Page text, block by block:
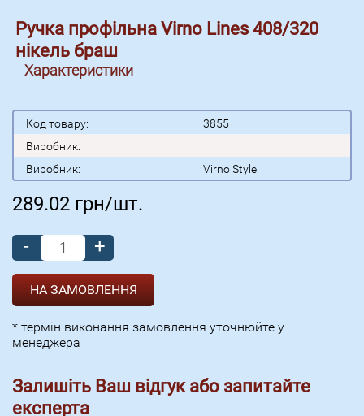
Ручка профільна Virno Lines 408/320
нікель браш
Характеристики
Код товару:
3855
Виробник:
Виробник:
Virno Style
289.02 грн/шт.
-
+
* термін виконання замовлення уточнюйте у
менеджера
Залишіть Ваш відгук або запитайте
експерта